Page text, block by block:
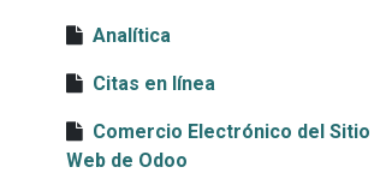
Analítica
Citas en línea
Comercio Electrónico del Sitio
Web de Odoo